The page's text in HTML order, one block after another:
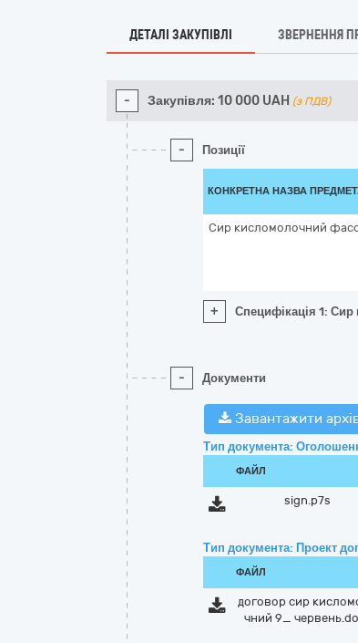
ДЕТАЛІ ЗАКУПІВЛІ ЗВЕРНЕННЯ
- Закупівля: 10 000 UAH (з ПДВ)
- Позиції
КОНКРЕТНА НАЗВА
Сир кисломолочний
+ Специфікація 1:
- Документи
Завантажити
Тип документа:
ФАЙЛ
sign.p7s
Тип документа: Проект
ФАЙЛ
договор сир
чний 9_